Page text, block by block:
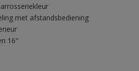
met afstandsbediening
16"